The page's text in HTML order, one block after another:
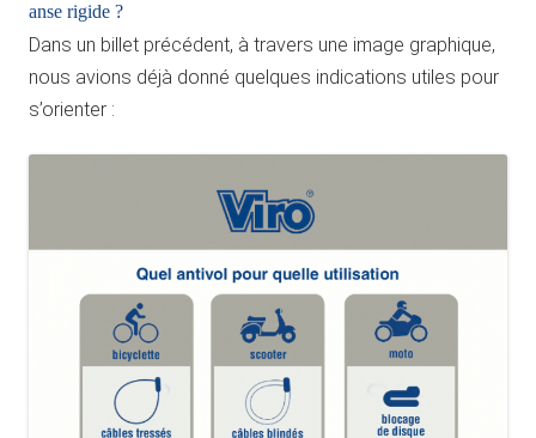
anse rigide ?
Dans un billet précédent, à travers une image graphique,
nous avions déjà donné quelques indications utiles pour
s’orienter :